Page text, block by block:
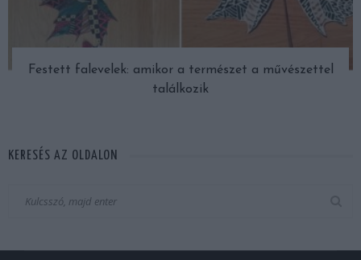
Festett falevelek: amikor a természet a művészettel
találkozik
KERESÉS AZ OLDALON